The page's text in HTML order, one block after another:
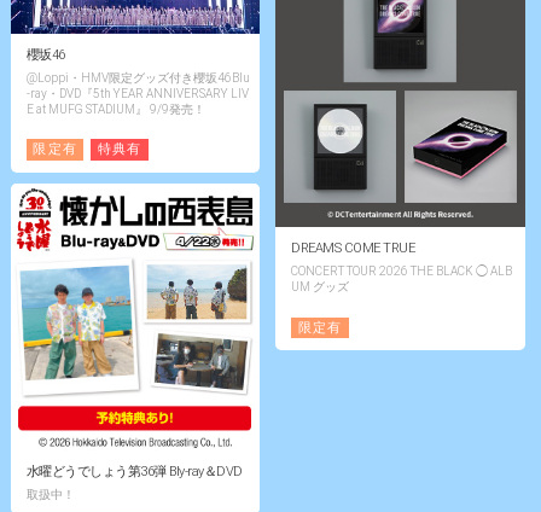
櫻坂46
@Loppi・HMV限定グッズ付き櫻坂46Blu
-ray・DVD『5th YEAR ANNIVERSARY LIV
E at MUFG STADIUM』 9/9発売！
限定有 特典有
DREAMS COME TRUE
CONCERT TOUR 2026 THE BLACK ◯ ALB
UM グッズ
限定有
水曜どうでしょう第36弾 Bly-ray＆DVD
取扱中！